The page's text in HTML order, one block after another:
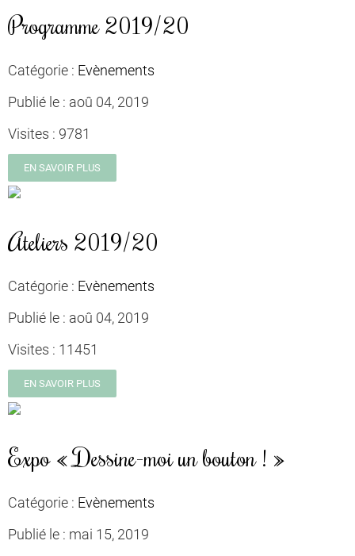
Programme 2019/20
Catégorie : Evènements
Publié le : aoû 04, 2019
Visites : 9781
EN SAVOIR PLUS
Ateliers 2019/20
Catégorie : Evènements
Publié le : aoû 04, 2019
Visites : 11451
EN SAVOIR PLUS
Expo « Dessine-moi un bouton ! »
Catégorie : Evènements
Publié le : mai 15, 2019